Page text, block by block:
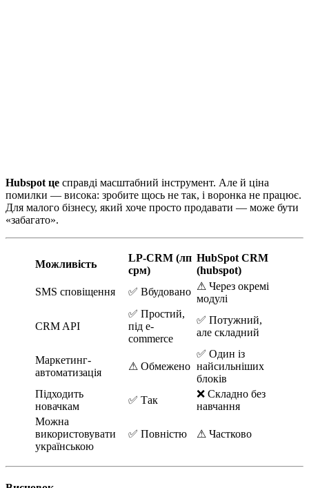
Hubspot це справді масштабний інструмент. Але й ціна
помилки — висока: зробите щось не так, і воронка не працює.
Для малого бізнесу, який хоче просто продавати — може бути
«забагато».
Можливість
LP-CRM (лп
срм)
HubSpot CRM
(hubspot)
SMS сповіщення
✅ Вбудовано ⚠ Через окремі
модулі
CRM API
✅ Простий,
під e-
commerce
✅ Потужний,
але складний
Маркетинг-
автоматизація
⚠ Обмежено
✅ Один із
найсильніших
блоків
Підходить
новачкам
✅ Так
❌ Складно без
навчання
Можна
використовувати
українською
✅ Повністю ⚠ Частково